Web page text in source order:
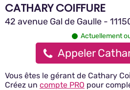
CATHARY COIFFURE
42 avenue Gal de Gaulle -
Actuellement
Appeler
Vous êtes le gérant de Cathary
Créez un compte PRO pour